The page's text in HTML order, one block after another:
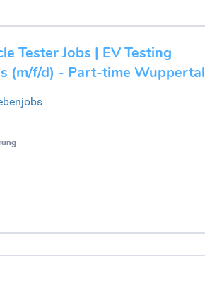
Tester Jobs | EV Testing
(m/f/d) - Part-time Wuppertal